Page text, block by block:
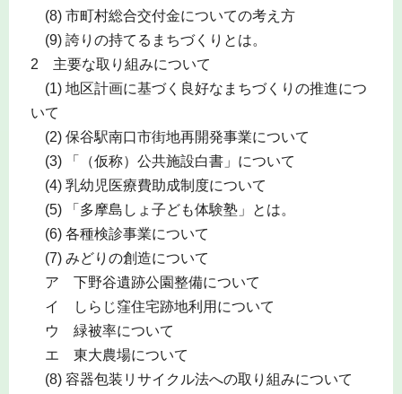
(8) 市町村総合交付金についての考え方
(9) 誇りの持てるまちづくりとは。
2 主要な取り組みについて
(1) 地区計画に基づく良好なまちづくりの推進につ
いて
(2) 保谷駅南口市街地再開発事業について
(3) 「（仮称）公共施設白書」について
(4) 乳幼児医療費助成制度について
(5) 「多摩島しょ子ども体験塾」とは。
(6) 各種検診事業について
(7) みどりの創造について
ア 下野谷遺跡公園整備について
イ しらじ窪住宅跡地利用について
ウ 緑被率について
エ 東大農場について
(8) 容器包装リサイクル法への取り組みについて